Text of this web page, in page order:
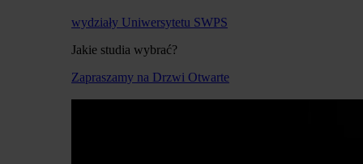
wydziały Uniwersytetu SWPS
Jakie studia wybrać?
Zapraszamy na Drzwi Otwarte